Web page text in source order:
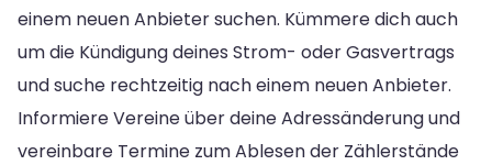
einem neuen Anbieter suchen. Kümmere dich auch
um die Kündigung deines Strom- oder Gasvertrags
und suche rechtzeitig nach einem neuen Anbieter.
Informiere Vereine über deine Adressänderung und
vereinbare Termine zum Ablesen der Zählerstände